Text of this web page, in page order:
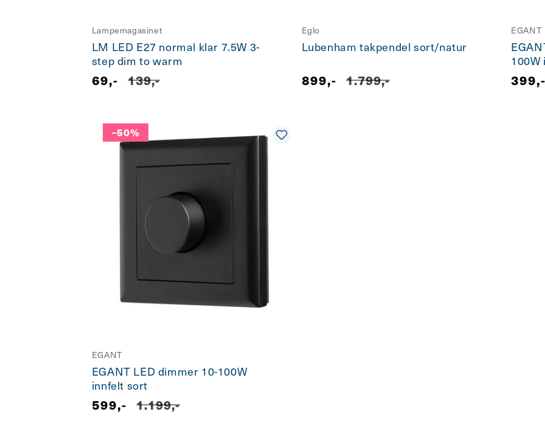
Lampemagasinet
LM LED E27 normal klar 7.5W 3-
step dim to warm
Salgspris
69,- Vanlig
139,-
Eglo
Lubenham takpendel sort/natur
Salgspris
899,- Vanlig
1.799,-
EGANT
100W
–50%
EGANT
EGANT LED dimmer 10-100W
innfelt sort
Salgspris
599,- Vanlig
1.199,-